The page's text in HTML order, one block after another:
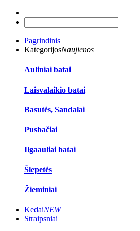
Pagrindinis
KategorijosNaujienos
Auliniai batai
Laisvalaikio batai
Basutės, Sandalai
Pusbačiai
Ilgaauliai batai
Šlepetės
Žieminiai
KedaiNEW
Straipsniai